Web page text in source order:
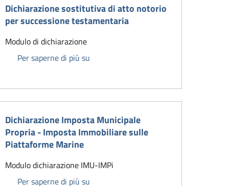
conducente
Dichiarazione sostitutiva di atto notorio
per successione testamentaria
Modulo di dichiarazione
Per saperne di più su
Dichiarazione Imposta Municipale
Propria - Imposta Immobiliare sulle
Piattaforme Marine
Modulo dichiarazione IMU-IMPi
Per saperne di più su